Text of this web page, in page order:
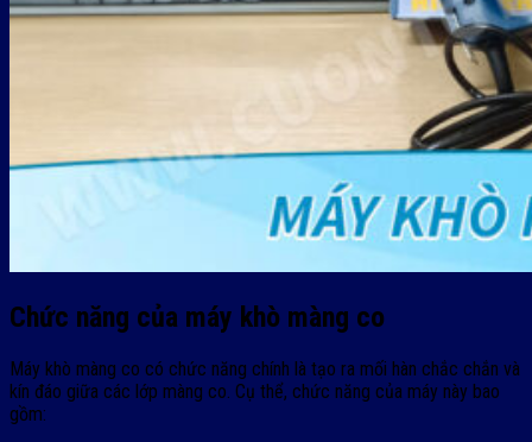
Chức năng của máy khò màng co
Máy khò màng co có chức năng chính là tạo ra mối hàn chắc chắn và
kín đáo giữa các lớp màng co. Cụ thể, chức năng của máy này bao
gồm: